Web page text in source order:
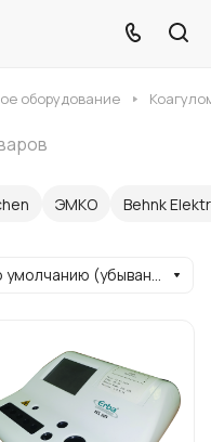
оборудование
ЭМКО Behnk
По умолчанию (убывание)